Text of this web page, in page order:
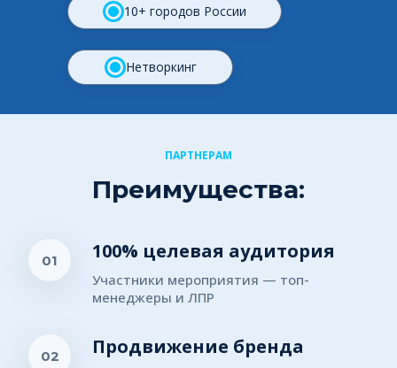
10+ городов России
Нетворкинг
ПАРТНЕРАМ
Преимущества:
01 100% целевая аудитория
Участники мероприятия — топ-
менеджеры и ЛПР
02 Продвижение бренда